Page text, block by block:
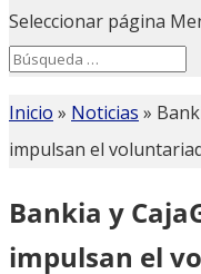
Seleccionar página
Search
for...
Inicio » Noticias »
impulsan el
Bankia y
impulsan el